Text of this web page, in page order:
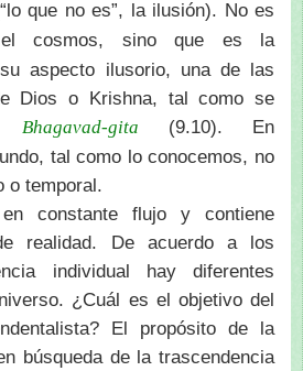
que no es”, la ilusión). No es
cosmos, sino que es la
aspecto ilusorio, una de las
Dios o Krishna, tal como se
Bhagavad-gita (9.10). En
tal como lo conocemos, no
o temporal.
constante flujo y contiene
realidad. De acuerdo a los
individual hay diferentes
¿Cuál es el objetivo del
El propósito de la
búsqueda de la trascendencia